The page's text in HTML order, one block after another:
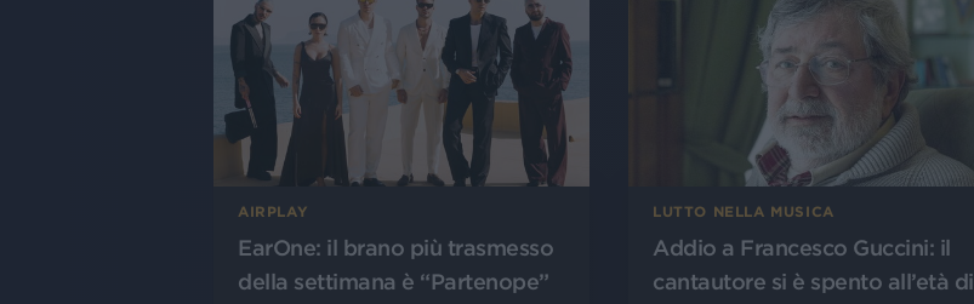
AIRPLAY
EarOne: il brano più trasmesso
della settimana è “Partenope”
LUTTO NELLA MUSICA
Addio a Francesco Guccini: il
cantautore si è spento all’età di